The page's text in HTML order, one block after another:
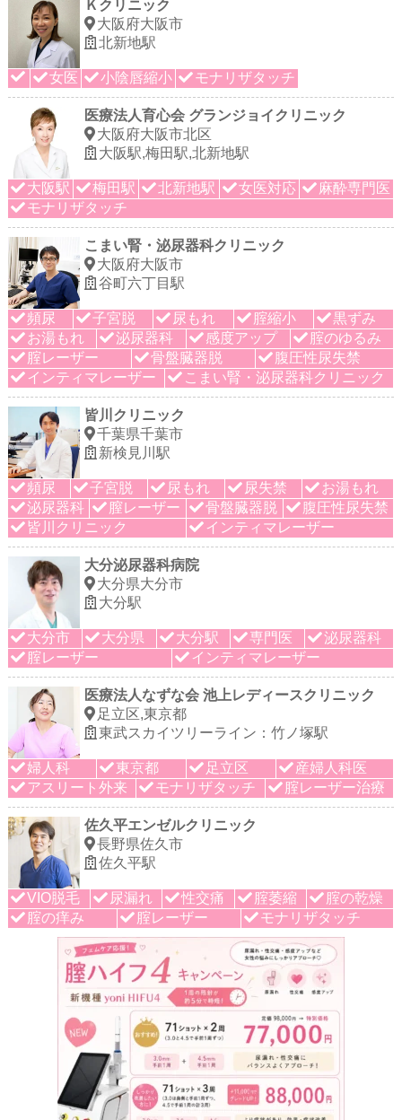
Ｋクリニック
大阪府大阪市
北新地駅
女医 小陰唇縮小 モナリザタッチ
医療法人育心会 グランジョイクリニック
大阪府大阪市北区
大阪駅,梅田駅,北新地駅
大阪駅 梅田駅 北新地駅 女医対応
麻酔専門医
モナリザタッチ
こまい腎・泌尿器科クリニック
大阪府大阪市
谷町六丁目駅
頻尿 子宮脱 尿もれ 腟縮小
黒ずみ
お湯もれ
泌尿器科 感度アップ
腟のゆるみ
腟レーザー
骨盤臓器脱
腹圧性尿失禁
インティマレーザー
こまい腎・泌尿器科クリニック
皆川クリニック
千葉県千葉市
新検見川駅
頻尿 子宮脱 尿もれ 尿失禁
お湯もれ
泌尿器科
膣レーザー 骨盤臓器脱
腹圧性尿失禁
皆川クリニック
インティマレーザー
大分泌尿器科病院
大分県大分市
大分駅
大分市 大分県 大分駅 専門医
泌尿器科
腟レーザー
インティマレーザー
医療法人なずな会 池上レディースクリニック
足立区,東京都
東武スカイツリーライン：竹ノ塚駅
婦人科 東京都 足立区
産婦人科医
アスリート外来
モナリザタッチ 腟レーザー治療
佐久平エンゼルクリニック
長野県佐久市
佐久平駅
VIO脱毛 尿漏れ 性交痛 腟萎縮
腟の乾燥
腟の痒み
腟レーザー モナリザタッチ